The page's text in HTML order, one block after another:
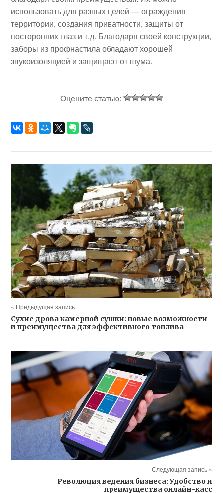
использовать для разных целей — ограждения
территории, создания приватности, защиты от
посторонних глаз и т.д. Благодаря своей конструкции,
заборы из профнастила обладают хорошей
звукоизоляцией и защищают от шума.
Оцените статью:
« Предыдущая запись
Сухие дрова камерной сушки: новые возможности
и преимущества для эффективного топлива
Следующая запись »
Революция ведения бизнеса: Удобство и
преимущества онлайн-касс